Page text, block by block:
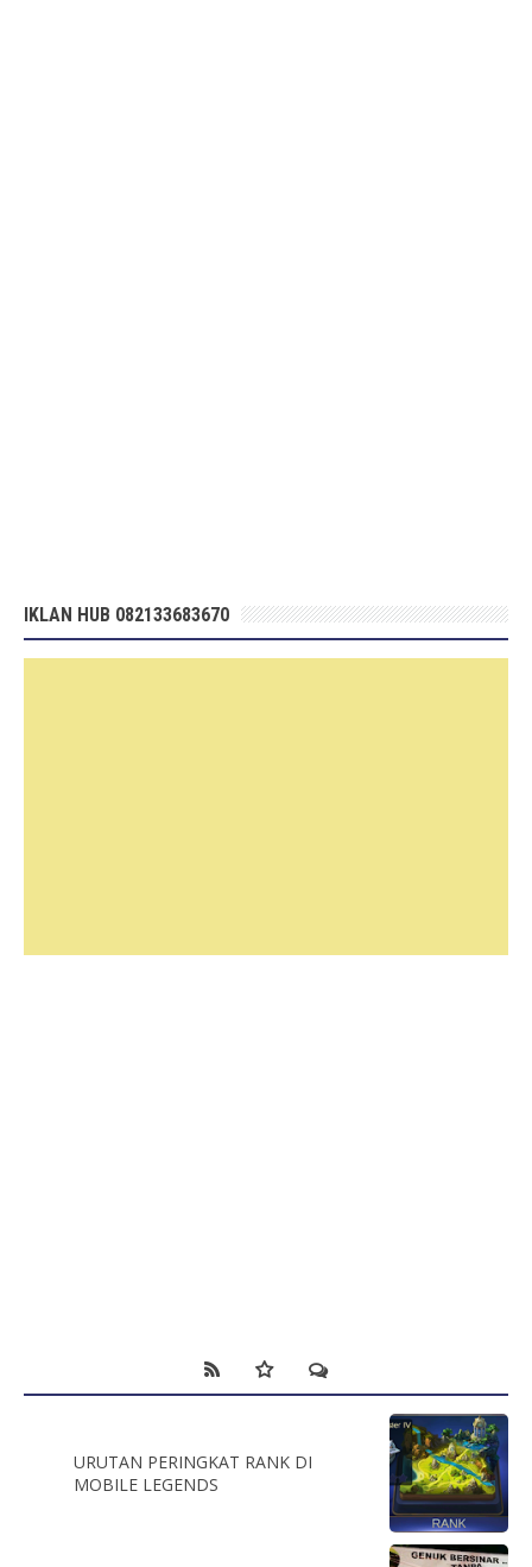
IKLAN HUB 082133683670
URUTAN PERINGKAT RANK DI
MOBILE LEGENDS